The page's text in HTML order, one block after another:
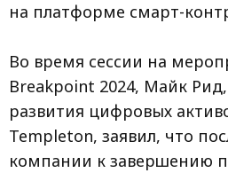
на платформе смарт-
Во время сессии на
Breakpoint 2024, Майк Рид,
развития цифровых
Templeton, заявил, что
компании к завершению